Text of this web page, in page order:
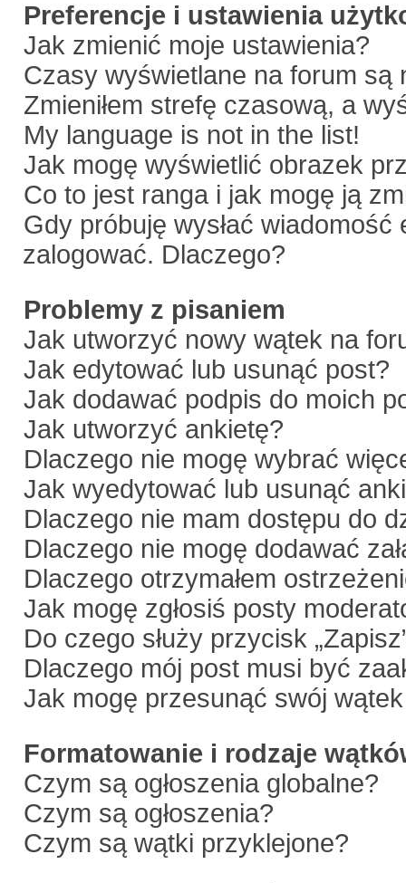
Preferencje i ustawienia
Jak zmienić moje ustawienia?
Czasy wyświetlane na forum są
Zmieniłem strefę czasową, a
My language is not in the list!
Jak mogę wyświetlić obrazek
Co to jest ranga i jak mogę ją
Gdy próbuję wysłać
zalogować. Dlaczego?
Problemy z pisaniem
Jak utworzyć nowy wątek na
Jak edytować lub usunąć post?
Jak dodawać podpis do moich
Jak utworzyć ankietę?
Dlaczego nie mogę wybrać
Jak wyedytować lub usunąć
Dlaczego nie mam dostępu do
Dlaczego nie mogę dodawać
Dlaczego otrzymałem
Jak mogę zgłosiś posty
Do czego służy przycisk
Dlaczego mój post musi być
Jak mogę przesunąć swój
Formatowanie i rodzaje
Czym są ogłoszenia globalne?
Czym są ogłoszenia?
Czym są wątki przyklejone?